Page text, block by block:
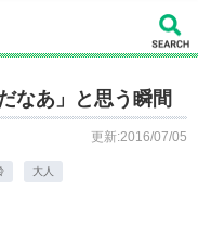
なあ」と思う瞬間
更新:2016/07/05
大人